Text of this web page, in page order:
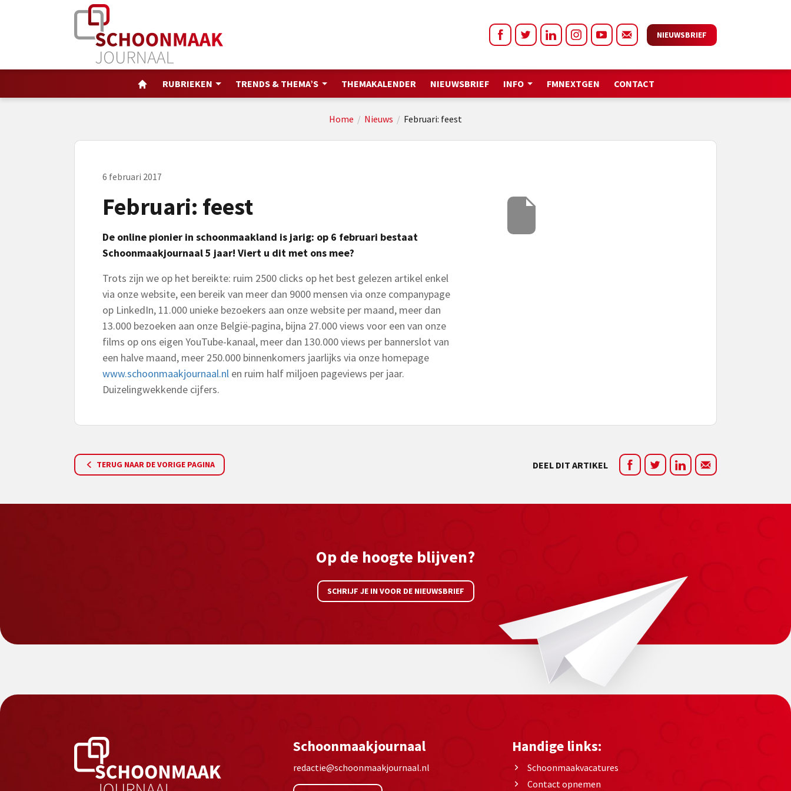
NIEUWSBRIEF
RUBRIEKEN TRENDS & THEMA’S THEMAKALENDER NIEUWSBRIEF INFO FMNEXTGEN CONTACT
Home / Nieuws / Februari: feest
6 februari 2017
Februari: feest
De online pionier in schoonmaakland is jarig: op 6 februari bestaat
Schoonmaakjournaal 5 jaar! Viert u dit met ons mee?
Trots zijn we op het bereikte: ruim 2500 clicks op het best gelezen artikel enkel
via onze website, een bereik van meer dan 9000 mensen via onze companypage
op LinkedIn, 11.000 unieke bezoekers aan onze website per maand, meer dan
13.000 bezoeken aan onze België-pagina, bijna 27.000 views voor een van onze
films op ons eigen YouTube-kanaal, meer dan 130.000 views per bannerslot van
een halve maand, meer 250.000 binnenkomers jaarlijks via onze homepage
www.schoonmaakjournaal.nl en ruim half miljoen pageviews per jaar.
Duizelingwekkende cijfers.
TERUG NAAR DE VORIGE PAGINA DEEL DIT ARTIKEL
Op de hoogte blijven?
SCHRIJF JE IN VOOR DE NIEUWSBRIEF
Schoonmaakjournaal
redactie@schoonmaakjournaal.nl
Handige links:
Schoonmaakvacatures
Contact opnemen